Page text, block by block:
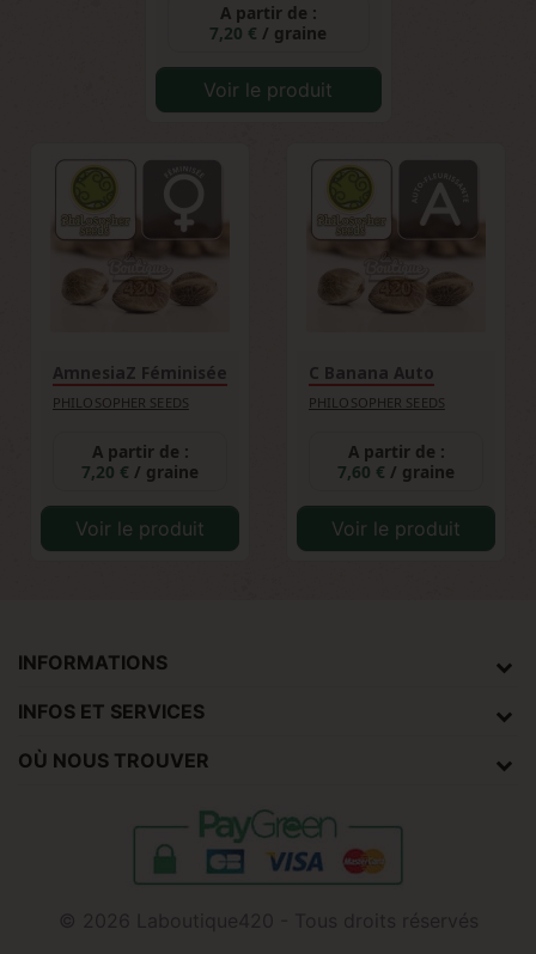
A partir de :
7,20 € / graine
Voir le produit
AmnesiaZ Féminisée
PHILOSOPHER SEEDS
A partir de :
7,20 € / graine
Voir le produit
C Banana Auto
PHILOSOPHER SEEDS
A partir de :
7,60 € / graine
Voir le produit
INFORMATIONS
INFOS ET SERVICES
OÙ NOUS TROUVER